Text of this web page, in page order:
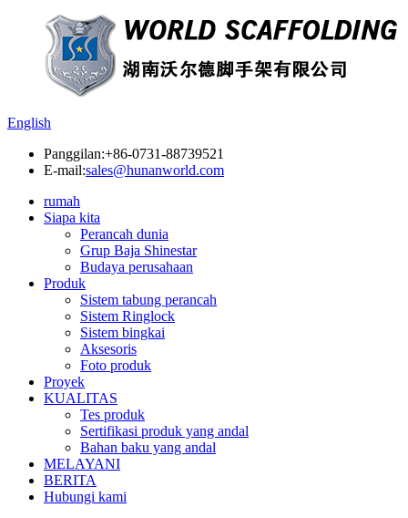
English
Panggilan:+86-0731-88739521
E-mail:sales@hunanworld.com
rumah
Siapa kita
Perancah dunia
Grup Baja Shinestar
Budaya perusahaan
Produk
Sistem tabung perancah
Sistem Ringlock
Sistem bingkai
Aksesoris
Foto produk
Proyek
KUALITAS
Tes produk
Sertifikasi produk yang andal
Bahan baku yang andal
MELAYANI
BERITA
Hubungi kami